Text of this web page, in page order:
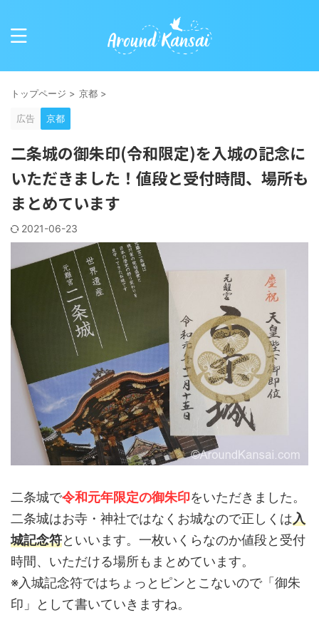
トップページ > 京都 >
広告 京都
二条城の御朱印(令和限定)を入城の記念に
いただきました！値段と受付時間、場所も
まとめています
2021-06-23
二条城で令和元年限定の御朱印をいただきました。
二条城はお寺・神社ではなくお城なので正しくは入
城記念符といいます。一枚いくらなのか値段と受付
時間、いただける場所もまとめています。
※入城記念符ではちょっとピンとこないので「御朱
印」として書いていきますね。